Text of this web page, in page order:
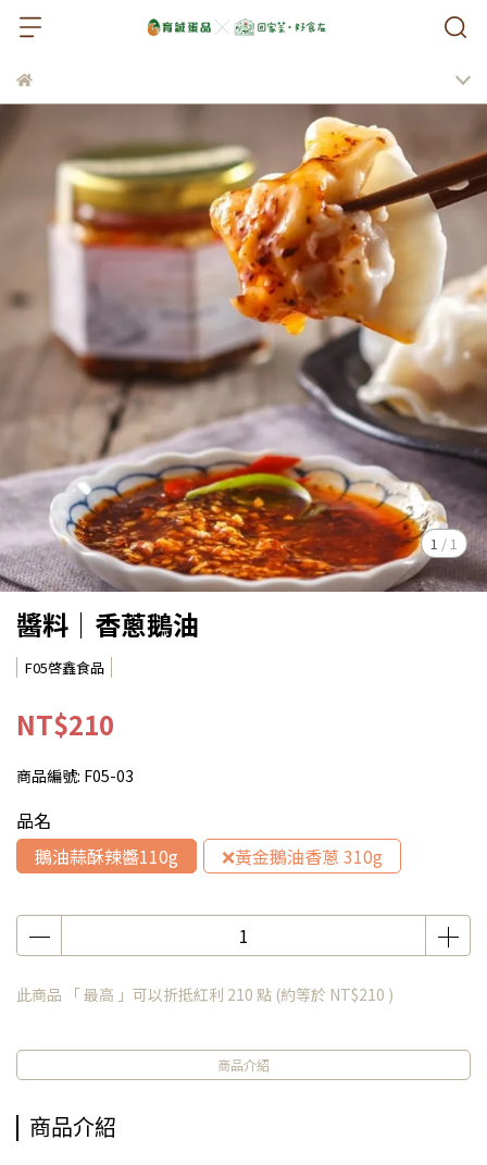
1 / 1
醬料｜香蔥鵝油
F05啓鑫食品
NT$210
商品編號: F05-03
品名
鵝油蒜酥辣醬110g
❌黃金鵝油香蔥 310g
此商品 「 最高 」可以折抵紅利 210 點 (約等於 NT$210 )
商品介紹
商品介紹